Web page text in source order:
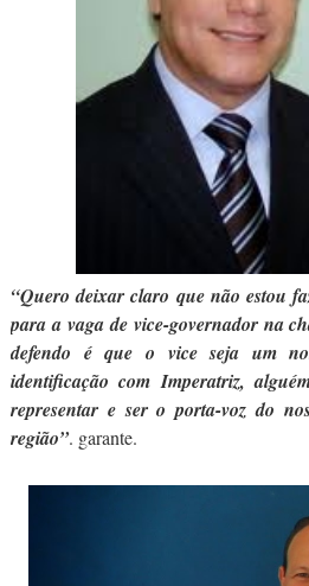
“Quero deixar claro que não estou
para a vaga de vice-governador na
defendo é que o vice seja um
identificação com Imperatriz,
representar e ser o porta-voz do
região”. garante.